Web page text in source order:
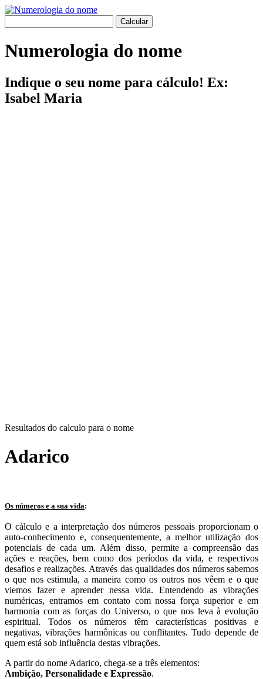
Numerologia do nome
Indique o seu nome para cálculo! Ex:
Isabel Maria
Resultados do calculo para o nome
Adarico
Os números e a sua vida:
O cálculo e a interpretação dos números pessoais proporcionam o
auto-conhecimento e, consequentemente, a melhor utilização dos
potenciais de cada um. Além disso, permite a compreensão das
ações e reações, bem como dos períodos da vida, e respectivos
desafios e realizações. Através das qualidades dos números sabemos
o que nos estimula, a maneira como os outros nos vêem e o que
viemos fazer e aprender nessa vida. Entendendo as vibrações
numéricas, entramos em contato com nossa força superior e em
harmonia com as forças do Universo, o que nos leva à evolução
espiritual. Todos os números têm características positivas e
negativas, vibrações harmônicas ou conflitantes. Tudo depende de
quem está sob influência destas vibrações.
A partir do nome Adarico, chega-se a três elementos:
Ambição, Personalidade e Expressão.